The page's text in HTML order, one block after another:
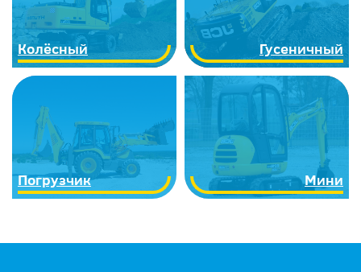
Колёсный Гусеничный
Погрузчик Мини